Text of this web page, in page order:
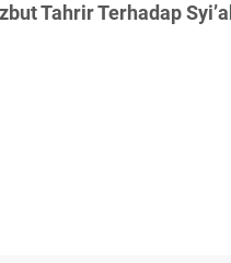
Tahrir Terhadap